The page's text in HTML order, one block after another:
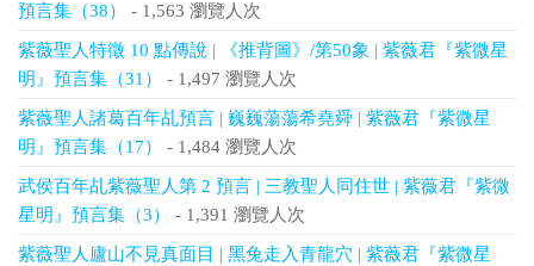
預言集（38）
- 1,563 瀏覽人次
紫薇聖人特徵 10 點傳說 | 《推背圖》/第50象 | 紫薇君『紫微星
明』預言集（31）
- 1,497 瀏覽人次
紫薇聖人諸葛百年乩預言 | 巍巍蕩蕩希堯舜 | 紫薇君『紫微星
明』預言集（17）
- 1,484 瀏覽人次
武侯百年乩紫薇聖人第 2 預言 | 三教聖人同住世 | 紫薇君『紫微
星明』預言集（3）
- 1,391 瀏覽人次
紫薇聖人廬山不見真面目 | 黑兔走入青龍穴 | 紫薇君『紫微星